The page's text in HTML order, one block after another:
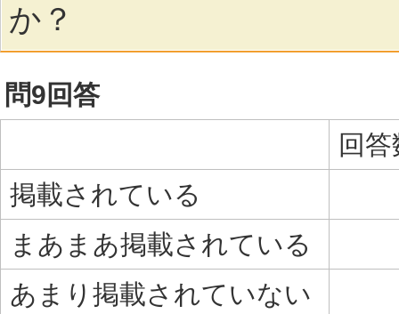
か？
問9回答
回答
掲載されている
まあまあ掲載されている
あまり掲載されていない